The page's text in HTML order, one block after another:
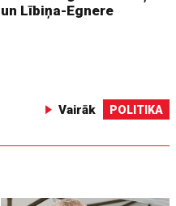
un Lībiņa-Egnere
Vairāk POLITIKA